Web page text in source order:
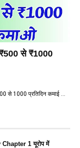
से ₹1000
से ₹1000 प्रतिदिन कमाई …
1 यूरोप में